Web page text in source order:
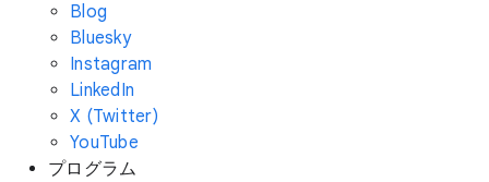
Blog
Bluesky
Instagram
LinkedIn
X (Twitter)
YouTube
プログラム